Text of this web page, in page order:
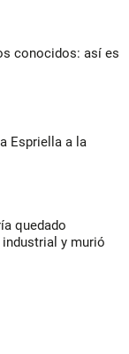
conocidos: así es
Espriella a la
quedado
y murió